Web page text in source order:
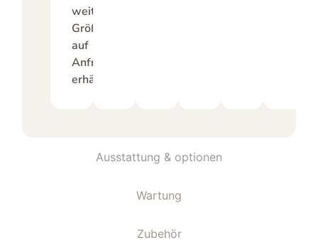
Ausstattung & optionen
Wartung
Zubehör
weitere
Größen
auf
Anfrage
erhältlich